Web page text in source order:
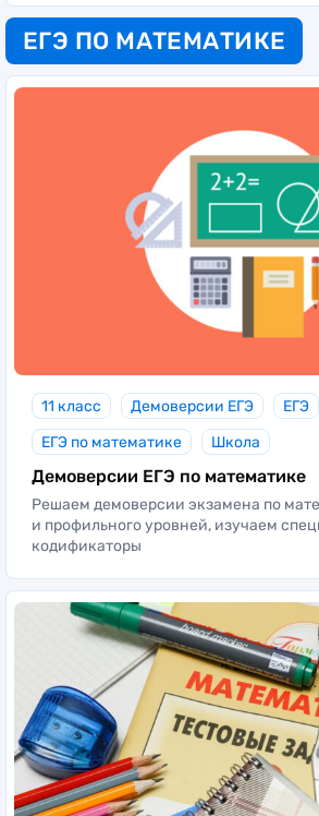
ЕГЭ ПО МАТЕМАТИКЕ
11 класс Демоверсии ЕГЭ
ЕГЭ
ЕГЭ по математике
Школа
Демоверсии ЕГЭ по математике
Решаем демоверсии экзамена по
и профильного уровней, изучаем
кодификаторы